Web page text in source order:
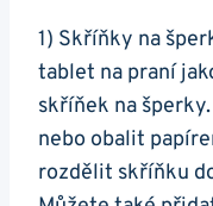
1) Skříňky na
tablet na ⁢praní
skříňek na
⁢nebo obalit
rozdělit skříňku